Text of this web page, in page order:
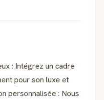
: Intégrez un cadre
pour son luxe et
personnalisée : Nous